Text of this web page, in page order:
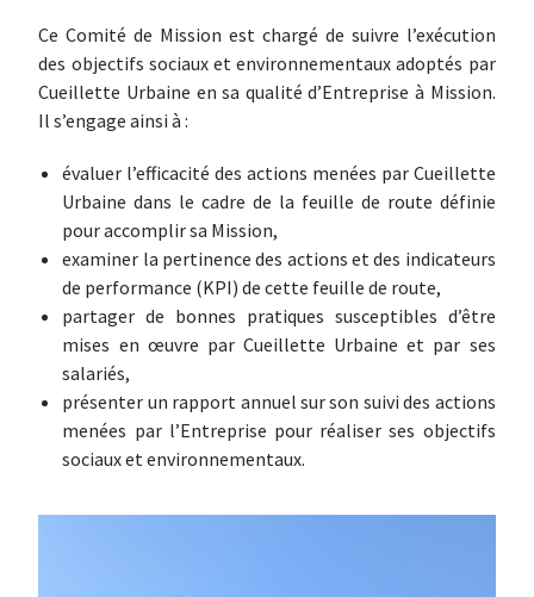
Ce Comité de Mission est chargé de suivre l’exécution
des objectifs sociaux et environnementaux adoptés par
Cueillette Urbaine en sa qualité d’Entreprise à Mission.
Il s’engage ainsi à :
évaluer l’efficacité des actions menées par Cueillette
Urbaine dans le cadre de la feuille de route définie
pouraccomplir sa Mission,
examiner la pertinence des actions et des indicateurs
de performance (KPI) de cette feuille de route,
partager de bonnes pratiques susceptibles d’être
mises en œuvre par Cueillette Urbaine et par ses
salariés,
présenter un rapport annuel sur son suivi des actions
menées par l’Entreprise pour réaliser ses objectifs
sociauxet environnementaux.